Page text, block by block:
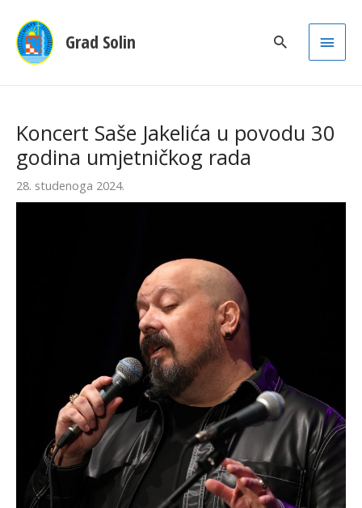
Grad Solin
Main
Koncert Saše Jakelića u povodu 30
godina umjetničkog rada
28. studenoga 2024.